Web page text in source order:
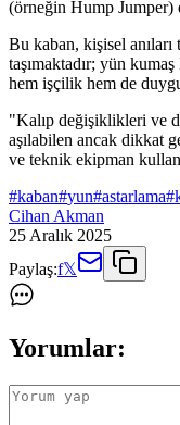
(örneğin Hump Jumper)
Bu kaban, kişisel
taşımaktadır; yün
hem işçilik hem de
"Kalıp değişiklikleri ve
aşılabilen ancak dikkat
ve teknik ekipman
#kaban#yun#astarlama#
Cihan Akman
25 Aralık 2025
Paylaş:f𝕏
Yorumlar: